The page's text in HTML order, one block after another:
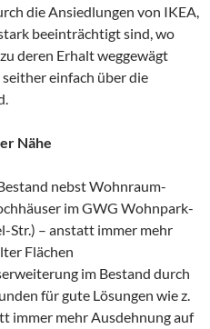
die Ansiedlungen von IKEA,
beeinträchtigt sind, wo
deren Erhalt weggewägt
einfach über die
Nähe
nebst Wohnraum-
im GWG Wohnpark-
Str.) – anstatt immer mehr
Flächen
im Bestand durch
für gute Lösungen wie z.
immer mehr Ausdehnung auf